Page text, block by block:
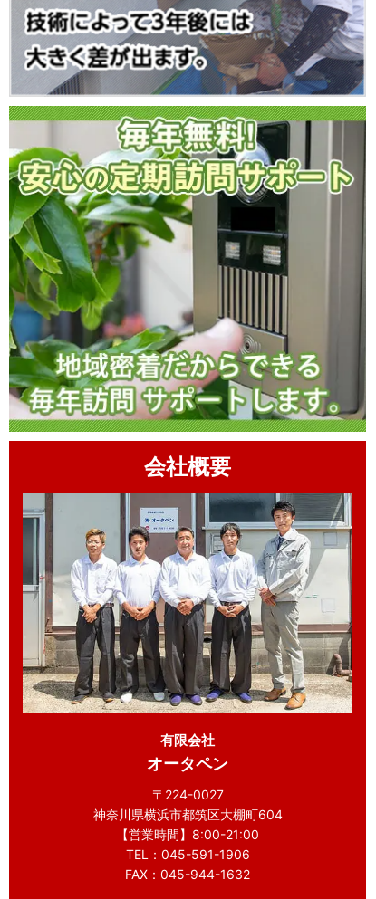
会社概要
有限会社
オータペン
〒224-0027
神奈川県横浜市都筑区大棚町604
【営業時間】8:00-21:00
TEL：045-591-1906
FAX：045-944-1632